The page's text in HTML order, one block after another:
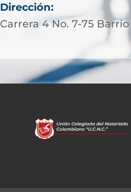
Dirección:
Carrera 4 No. 7-75